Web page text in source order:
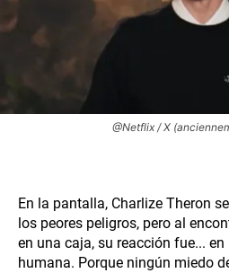
@Netflix / X
En la pantalla, Charlize Theron
los peores peligros, pero al
en una caja, su reacción fue...
humana. Porque ningún miedo